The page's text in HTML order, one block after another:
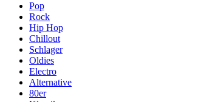
Pop
Rock
Hip Hop
Chillout
Schlager
Oldies
Electro
Alternative
80er